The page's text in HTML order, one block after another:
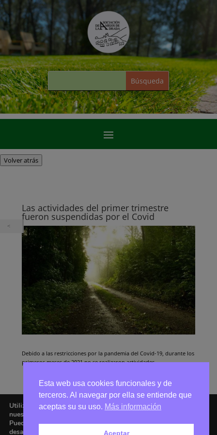
Volver atrás
Las actividades del primer trimestre
fueron suspendidas por el Covid
Debido a las restricciones por la pandemia del Covid-19, durante los
primeros meses de 2021 no se realizaron actividades.
Utilizamos cookies para ofrecerte la mejor experiencia en
nuestra web.
Puedes aprender más sobre qué cookies utilizamos o
desactivarlas en los
Esta web usa cookies funcionales y de
terceros. Al navegar por ella se entiende que
aceptas su su uso. Más información
Aceptar